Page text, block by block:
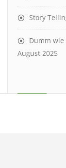
Story
Dumm
August 2025